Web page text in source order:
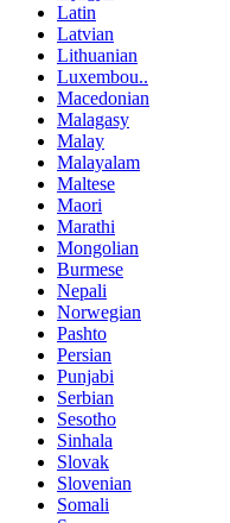
Latin
Latvian
Lithuanian
Luxembou..
Macedonian
Malagasy
Malay
Malayalam
Maltese
Maori
Marathi
Mongolian
Burmese
Nepali
Norwegian
Pashto
Persian
Punjabi
Serbian
Sesotho
Sinhala
Slovak
Slovenian
Somali